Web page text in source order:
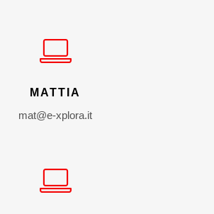
MATTIA
mat@e-xplora.it